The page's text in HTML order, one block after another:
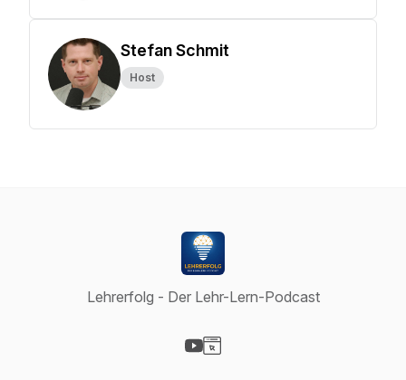
Stefan Schmit
Host
Lehrerfolg - Der Lehr-Lern-Podcast